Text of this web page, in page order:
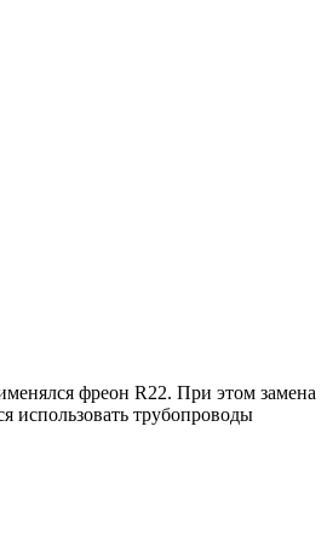
фреон R22. При этом замена
использовать трубопроводы